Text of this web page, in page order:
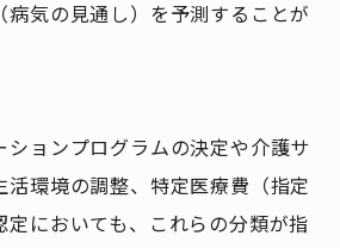
病気の見通し）を予測することが
ションプログラムの決定や介護サ
活環境の調整、特定医療費（指定
定においても、これらの分類が指